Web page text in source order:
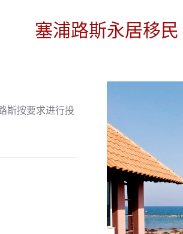
塞浦路斯永居移民
斯按要求进行投